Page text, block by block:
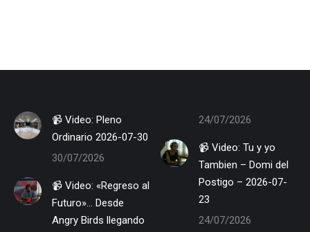
📹 Video: Pleno
Ordinario 2026-07-30
30/07/2026
📹 Video: «Regreso al
Futuro»… Desde
Angry Birds llegando
24/07/2026
📹 Video: Tu y yo
Tambien – Domi del
Postigo – 2026-07-
23
24/07/2026